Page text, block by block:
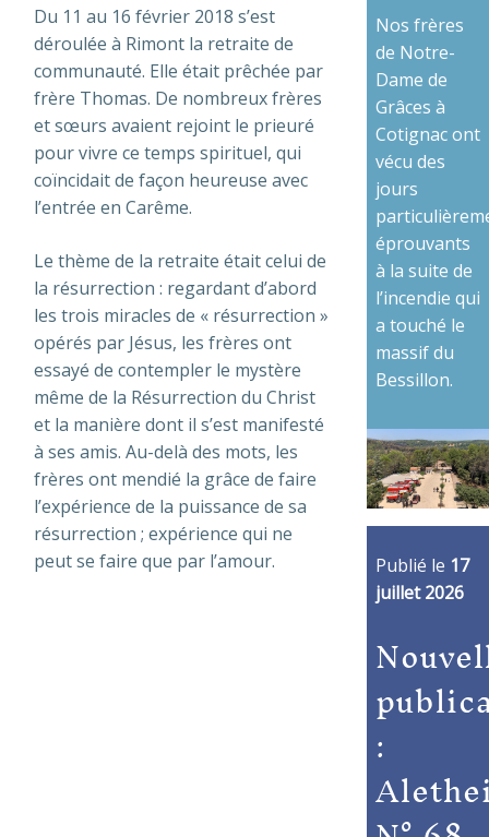
Du 11 au 16 février 2018 s’est
déroulée à Rimont la retraite de
communauté. Elle était prêchée par
frère Thomas. De nombreux frères
et sœurs avaient rejoint le prieuré
pour vivre ce temps spirituel, qui
coïncidait de façon heureuse avec
l’entrée en Carême.
Le thème de la retraite était celui de
la résurrection : regardant d’abord
les trois miracles de « résurrection »
opérés par Jésus, les frères ont
essayé de contempler le mystère
même de la Résurrection du Christ
et la manière dont il s’est manifesté
à ses amis. Au-delà des mots, les
frères ont mendié la grâce de faire
l’expérience de la puissance de sa
résurrection ; expérience qui ne
peut se faire que par l’amour.
Nos frères
de Notre-
Dame de
Grâces à
Cotignac ont
vécu des
jours
éprouvants
à la suite de
l’incendie qui
a touché le
massif du
Bessillon.
Publié le 17
juillet 2026
: